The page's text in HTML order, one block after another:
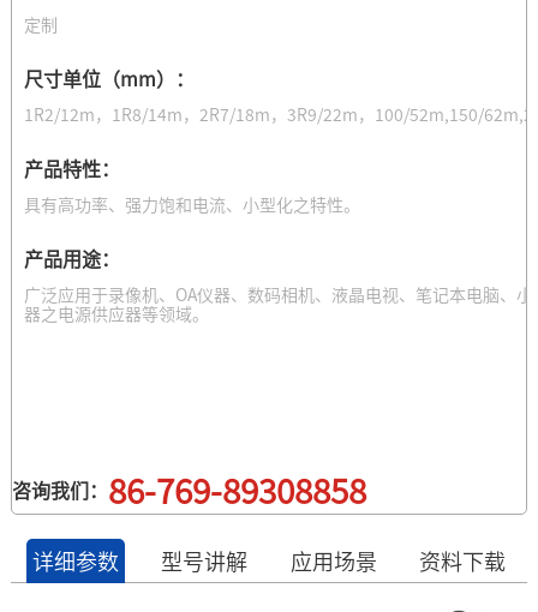
定制
尺寸单位（mm）：
1R2/12m，1R8/14m，2R7/18m，3R9/22m，100/52m,150/
产品特性：
具有高功率、强力饱和电流、小型化之特性。
产品用途：
广泛应用于录像机、OA仪器、数码相机、液晶电视、笔记本电脑、
器之电源供应器等领域。
咨询我们： 86-769-89308858
详细参数 型号讲解 应用场景 资料下载